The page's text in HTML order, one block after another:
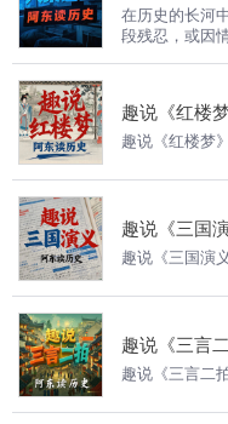
在历史的长河
段残忍，或因
丝剥茧，一步
们的逻辑推理
会剖析犯罪动
充满刺激与惊
大案谜团。
趣说《红楼梦
趣说《红楼梦》
趣说《三国
趣说《三国演
趣说《三言
趣说《三言二